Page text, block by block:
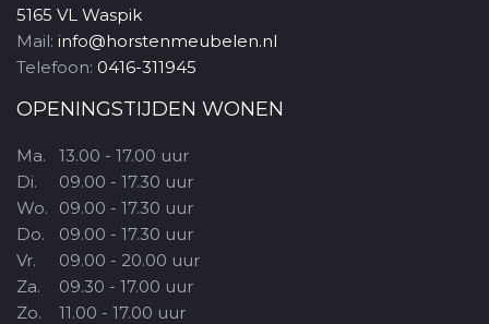
5165 VL Waspik
Mail: info@horstenmeubelen.nl
Telefoon: 0416-311945
OPENINGSTIJDEN WONEN
Ma.
Di.
Wo.
Do.
Vr.
Za.
Zo.
13.00 - 17.00 uur
09.00 - 17.30 uur
09.00 - 17.30 uur
09.00 - 17.30 uur
09.00 - 20.00 uur
09.30 - 17.00 uur
11.00 - 17.00 uur